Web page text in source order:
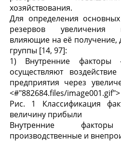
хозяйствования.
Для определения
резервов увеличения
влияющие на её получение,
группы [14, 97]:
1) Внутренние факторы
осуществляют
предприятия через
<#"882684.files/image001.gif">
Рис. 1 Классификация
величину прибыли
Внутренние
производственные и